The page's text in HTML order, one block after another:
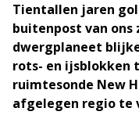
Tientallen jaren
buitenpost van ons
dwergplaneet
rots- en ijsblokken
ruimtesonde New
afgelegen regio te